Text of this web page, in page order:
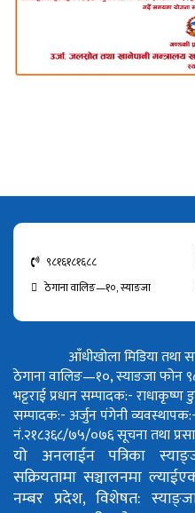
९८१६१८१६८८
ठेगाना वालिङ—१०, स्याङजा
आँधीखोला मिडिया तथा
ठेगाना वालिङ—१०, स्याङजा फोन
भट्टराईप्रधान सम्पादक:- राधाकृष्ण
सम्पादक:- अर्जुन पंगेनी
नं.२१८३६८/७५/०७६सूचना तथा
यो अनलाईन पत्रिका
सक्रियतामा सञ्चालनमा
नम्बर प्रदेश, विशेषत: